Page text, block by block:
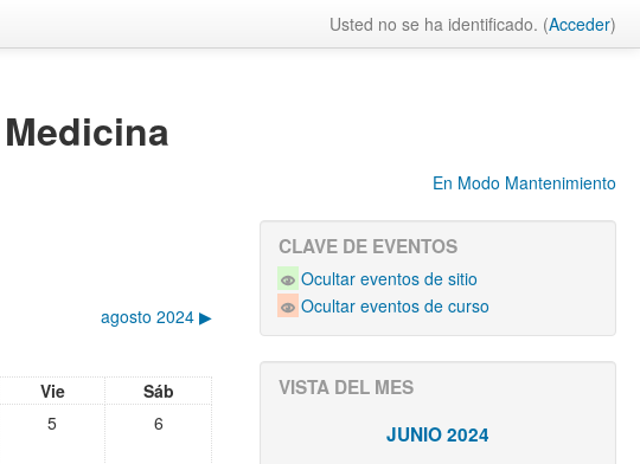
Usted no se ha identificado. (Acceder)
En Modo Mantenimiento
agosto 2024 ▶︎
Vie
Sáb
5 6
CLAVE DE EVENTOS
Ocultar eventos de sitio
Ocultar eventos de curso
VISTA DEL MES
JUNIO 2024